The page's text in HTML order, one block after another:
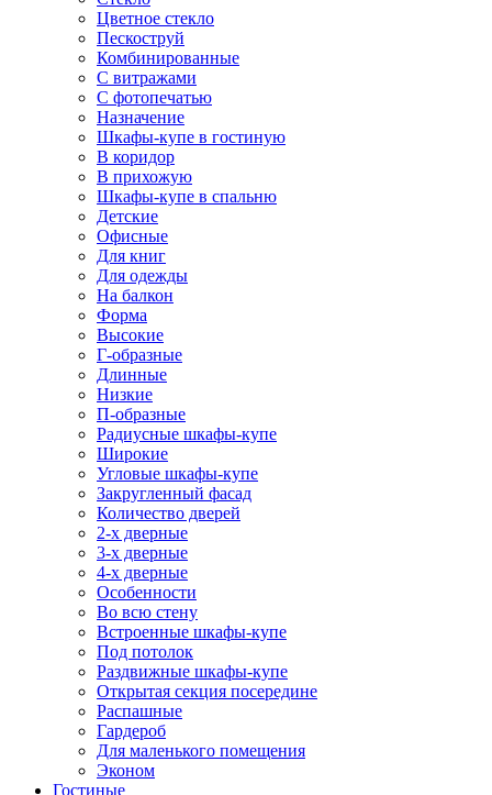
Цветное стекло
Пескоструй
Комбинированные
С витражами
С фотопечатью
Назначение
Шкафы-купе в гостиную
В коридор
В прихожую
Шкафы-купе в спальню
Детские
Офисные
Для книг
Для одежды
На балкон
Форма
Высокие
Г-образные
Длинные
Низкие
П-образные
Радиусные шкафы-купе
Широкие
Угловые шкафы-купе
Закругленный фасад
Количество дверей
2-х дверные
3-х дверные
4-х дверные
Особенности
Во всю стену
Встроенные шкафы-купе
Под потолок
Раздвижные шкафы-купе
Открытая секция посередине
Распашные
Гардероб
Для маленького помещения
Эконом
Гостиные